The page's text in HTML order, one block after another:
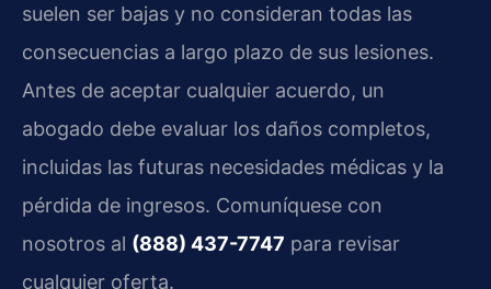
suelen ser bajas y no consideran todas las
consecuencias a largo plazo de sus lesiones.
Antes de aceptar cualquier acuerdo, un
abogado debe evaluar los daños completos,
incluidas las futuras necesidades médicas y la
pérdida de ingresos. Comuníquese con
nosotros al (888) 437-7747 para revisar
cualquier oferta.